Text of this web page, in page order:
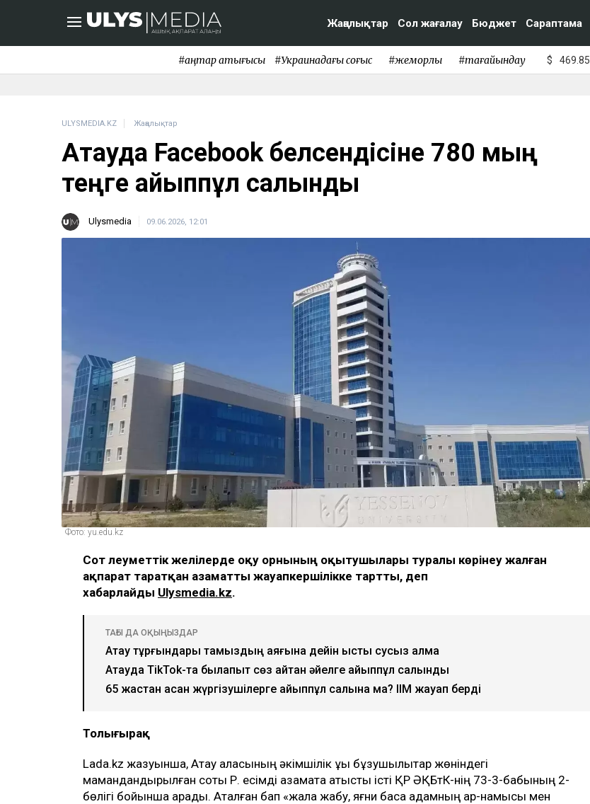
Жаңалықтар Сол жағалау Бюджет Сараптама
#қаңтар қақтығысы #Украинадағы соғыс #жемқорлық #тағайындау $ 469.85
ULYSMEDIA.KZ Жаңалықтар
Ақтауда Facebook белсендісіне 780 мың
теңге айыппұл салынды
Ulysmedia 09.06.2026, 12:01
Фото: yu.edu.kz
Сот әлеуметтік желілерде оқу орнының оқытушылары туралы көрінеу жалған
ақпарат таратқан азаматты жауапкершілікке тартты, деп
хабарлайды Ulysmedia.kz.
ТАҒЫ ДА ОҚЫҢЫЗДАР
Ақтау тұрғындары тамыздың аяғына дейін ыстық сусыз қалмақ
Ақтауда TikTok-та былапыт сөз айтқан әйелге айыппұл салынды
65 жастан асқан жүргізушілерге айыппұл салына ма? ІІМ жауап берді
Толығырақ
Lada.kz жазуынша, Ақтау қаласының әкімшілік құқық бұзушылықтар жөніндегі
мамандандырылған соты Р. есімді азаматқа қатысты істі ҚР ӘҚБтК-нің 73-3-бабының 2-
бөлігі бойынша қарады. Аталған бап «жала жабу, яғни басқа адамның ар-намысы мен